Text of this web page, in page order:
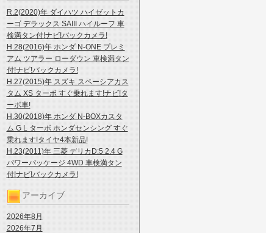
R.2(2020)年 ダイハツ ハイゼットカ
ーゴ デラックス SAIII ハイルーフ 車
検満タン付!ナビ!バックカメラ!
H.28(2016)年 ホンダ N-ONE プレミ
アム ツアラー ローダウン 車検満タン
付!ナビ!バックカメラ!
H.27(2015)年 スズキ スペーシアカス
タム XS ターボ すぐ乗れます!ナビ!タ
ーボ車!
H.30(2018)年 ホンダ N-BOXカスタ
ム G L ターボ ホンダセンシング すぐ
乗れます!タイヤ4本新品!
H.23(2011)年 三菱 デリカD:5 2.4 G
パワーパッケージ 4WD 車検満タン
付!ナビ!バックカメラ!
アーカイブ
2026年8月
2026年7月